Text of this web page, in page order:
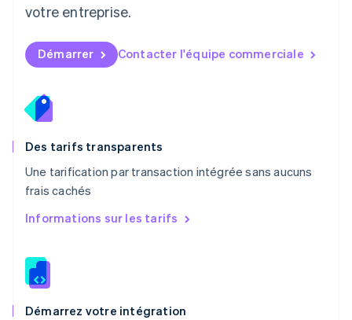
votre entreprise.
Démarrer Contacter l'équipe commerciale
Des tarifs transparents
Une tarification par transaction intégrée sans aucuns
frais cachés
Informations sur les tarifs
Démarrez votre intégration
EspañolEnglish
English
Nouvelle-Zélande
Pays-Bas
Nederlands
English
PortuguêsEnglish
R.A.S. de Hong Kong, Chine
English
Roumanie
Royaume-Uni
English